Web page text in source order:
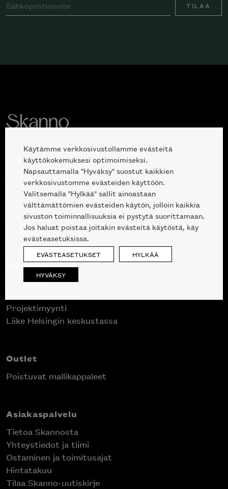
TILAA
Avoinna kuluttajille ja ammattilaisille:
Erottajankatu 2, 00120 Helsinki
ma-pe 10 — 18
la 10-17
09 612 9440 |sales@skanno.fi
Skanno
Tuotteet
Projektimyynti
Liike Helsingin keskustassa
Outlet
Poistuvat mallikappaleet
Asiakaspalvelu
Tietoa Skannosta
Yhteystiedot ja tiimi
Ostaminen ja toimitusajat
Hintatakuu
Tilaa Skanno-uutiskirje
Käytämme verkkosivustollamme evästeitä
käyttökokemuksesi optimoimiseksi.
Napsauttamalla "Hyväksy" suostut kaikkien
verkkosivustomme evästeiden käyttöön.
Valitsemalla "Hylkää" sallit ainoastaan
välttämättömien evästeiden käytön, jolloin kaikkia
sivuston toiminnallisuuksia ei pystytä suorittamaan.
Jos haluat poistaa joitakin evästeitä käytöstä, käy
evästeasetuksissa.
EVÄSTEASETUKSET HYLKÄÄ
HYVÄKSY